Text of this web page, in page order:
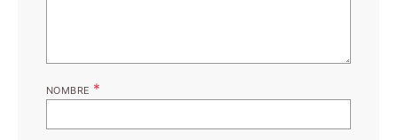
NOMBRE *